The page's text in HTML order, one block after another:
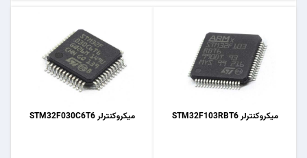
میکروکنترلر STM32F030C6T6 میکروکنترلر STM32F103RBT6